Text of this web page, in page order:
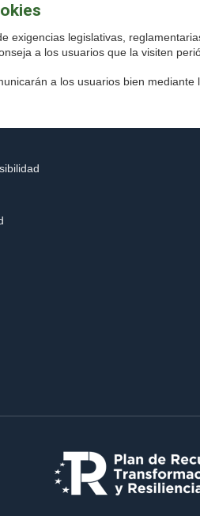
exigencias legislativas,
a los usuarios que la visiten
a los usuarios bien